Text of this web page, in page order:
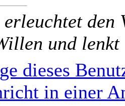
den
und